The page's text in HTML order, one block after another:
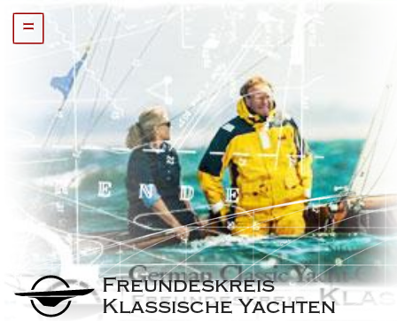
=
Freundeskreis
Klassische Yachten